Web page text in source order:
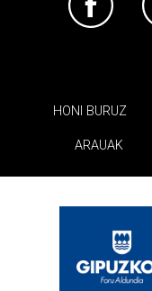
HONI BURUZ
ARAUAK